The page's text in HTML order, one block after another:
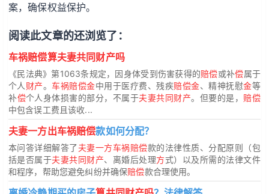
案，确保权益保护。
阅读此文章的还浏览了：
车祸赔偿算夫妻共同财产吗
《民法典》第1063条规定，因身体受到伤害获得的赔偿或补偿属于
个人 财产。车祸赔偿金中用于医疗费、残疾赔偿金、精神抚慰金等
补偿个人身体损害的部分，不属于夫妻共同财产。但要的是， 赔偿
中包含误工费且该收...
夫妻一方出车祸赔偿款如何分配？
本问答详细解答了夫妻一方车祸赔偿款的法律性质、分配原则（包
括是否属于夫妻共同财产、离婚后处理方式）以及所需的法律文件
和程序，帮助您避免纠纷并确保赔偿款合理使用。